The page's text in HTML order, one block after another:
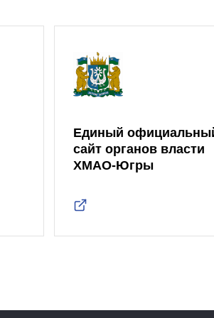
Единый
сайт органов власти
ХМАО-Югры